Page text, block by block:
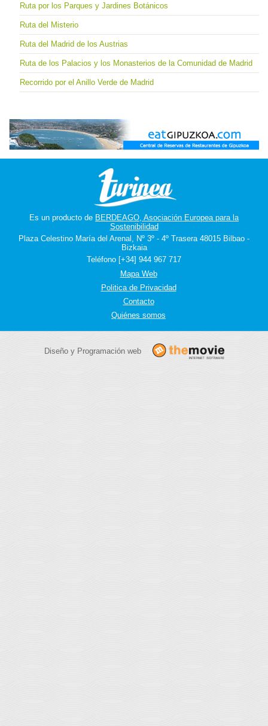
Ruta por los Parques y Jardines Botánicos
Ruta del Misterio
Ruta del Madrid de los Austrias
Ruta de los Palacios y los Monasterios de la Comunidad de Madrid
Recorrido por el Anillo Verde de Madrid
Es un producto de BERDEAGO, Asociación Europea para la
Sostenibilidad
Plaza Celestino María del Arenal, Nº 3º - 4º Trasera 48015 Bilbao -
Bizkaia
Teléfono [+34] 944 967 717
Mapa Web
Politica de Privacidad
Contacto
Quiénes somos
Diseño y Programación web